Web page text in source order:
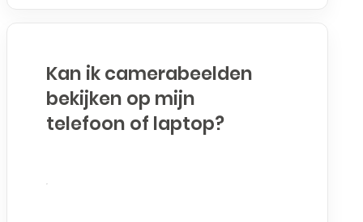
Kan ik camerabeelden
bekijken op mijn
telefoon of laptop?